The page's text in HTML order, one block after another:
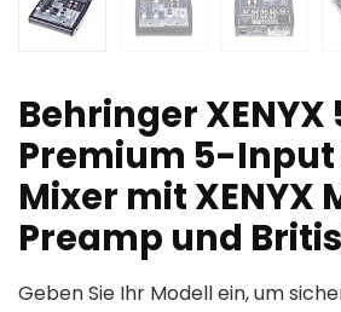
Behringer XENYX
Premium 5-Input
Mixer mit XENYX
Preamp und
Geben Sie Ihr Modell ein, um